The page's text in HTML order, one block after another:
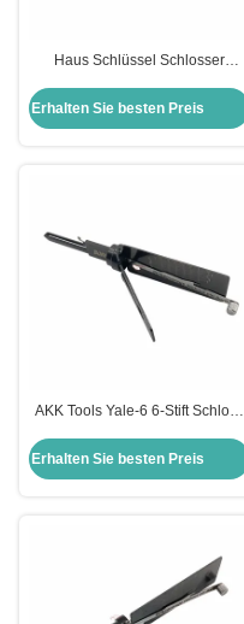
Haus Schlüssel Schlosser
Pick für Yale Türschlösser AKK
Erhalten Sie besten Preis
AKK Tools Yale-6 6-Stift Schloss
Schloss Pick-Tool
Erhalten Sie besten Preis